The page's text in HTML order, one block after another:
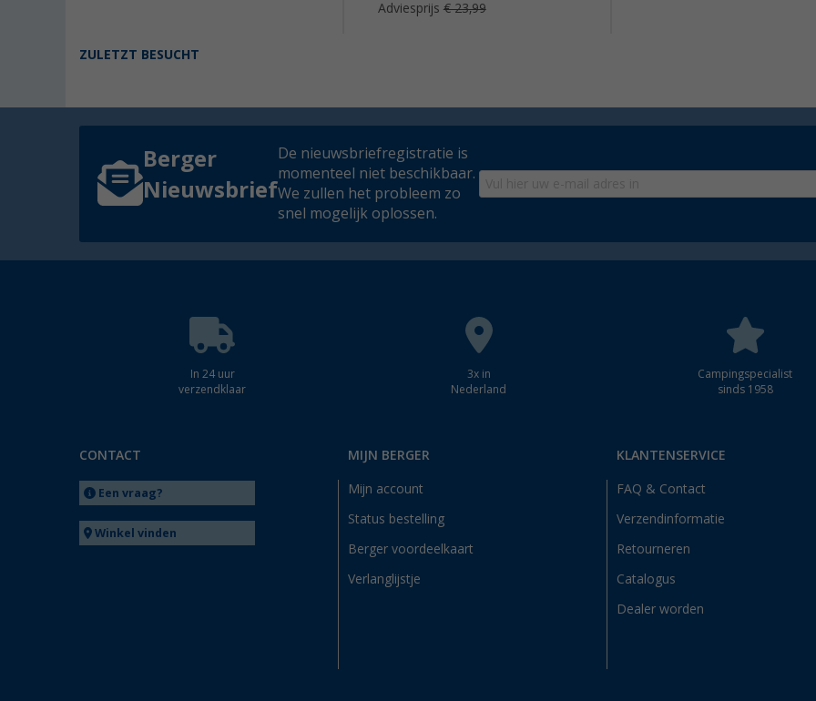
Adviesprijs € 23,99
ZULETZT BESUCHT
Berger
Nieuwsbrief
De nieuwsbriefregistratie is
momenteel niet beschikbaar.
We zullen het probleem zo
snel mogelijk oplossen.
In 24 uur
verzendklaar
3x in
Nederland
Campingspecialist
sinds 1958
CONTACT
Een vraag?
Winkel vinden
MIJN BERGER
Mijn account
Status bestelling
Berger voordeelkaart
Verlanglijstje
KLANTENSERVICE
FAQ & Contact
Verzendinformatie
Retourneren
Catalogus
Dealer worden